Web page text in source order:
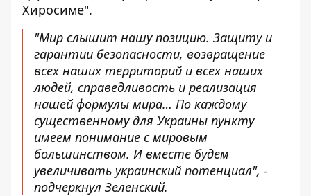
Хиросиме".
"Мир слышит нашу позицию. Защиту и
гарантии безопасности, возвращение
всех наших территорий и всех наших
людей, справедливость и реализация
нашей формулы мира… По каждому
существенному для Украины пункту
имеем понимание с мировым
большинством. И вместе будем
увеличивать украинский потенциал", -
подчеркнул Зеленский.